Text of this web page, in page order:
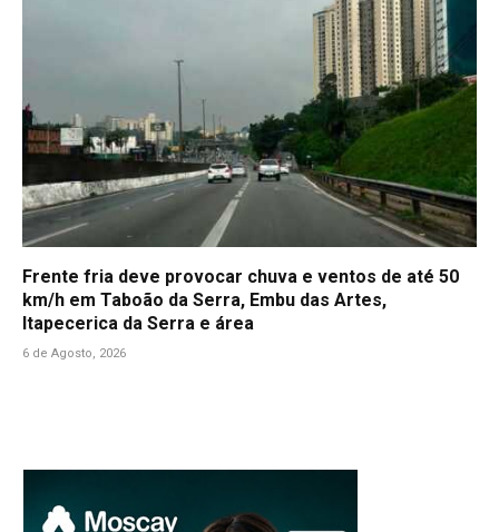
Frente fria deve provocar chuva e ventos de até 50
km/h em Taboão da Serra, Embu das Artes,
Itapecerica da Serra e área
6 de Agosto, 2026